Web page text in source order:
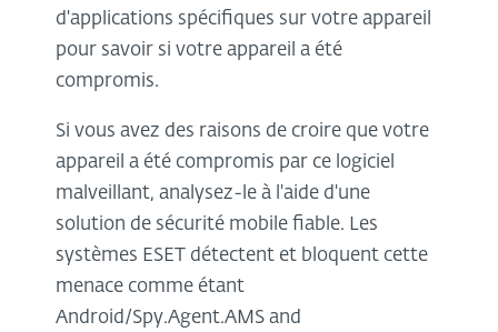
d'applications spécifiques sur votre appareil
pour savoir si votre appareil a été
compromis.
Si vous avez des raisons de croire que votre
appareil a été compromis par ce logiciel
malveillant, analysez-le à l'aide d'une
solution de sécurité mobile fiable. Les
systèmes ESET détectent et bloquent cette
menace comme étant
Android/Spy.Agent.AMS and